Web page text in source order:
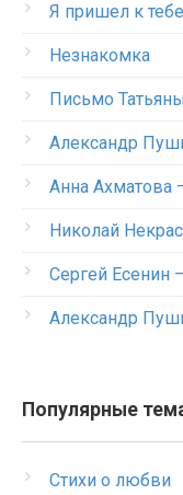
Я пришел к
Незнакомка
Письмо
Александр
Анна Ахматова
Николай
Сергей
Александр
Популярные
Стихи о любви